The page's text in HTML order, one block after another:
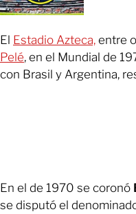
El Estadio Azteca, entre
Pelé, en el Mundial de
con Brasil y Argentina,
En el de 1970 se coronó
se disputó el